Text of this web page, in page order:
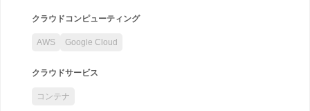
クラウドコンピューティング
AWS Google Cloud
クラウドサービス
コンテナ